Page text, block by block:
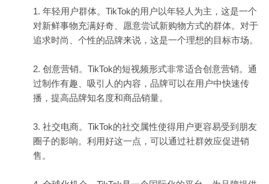
1. 年轻用户群体。TikTok的用户以年轻人为主，这是一个
对新鲜事物充满好奇、愿意尝试新购物方式的群体。对于
追求时尚、个性的品牌来说，这是一个理想的目标市场。
2. 创意营销。TikTok的短视频形式非常适合创意营销。通
过制作有趣、吸引人的内容，品牌可以在用户中快速传
播，提高品牌知名度和商品销量。
3. 社交电商。TikTok的社交属性使得用户更容易受到朋友
圈子的影响。利用好这一点，可以通过社群效应促进销
售。